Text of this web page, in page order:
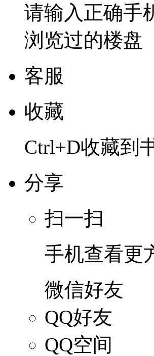
请输入正确手
浏览过的楼盘
客服
收藏
Ctrl+D收藏到
分享
扫一扫
手机查看更
微信好友
QQ好友
QQ空间